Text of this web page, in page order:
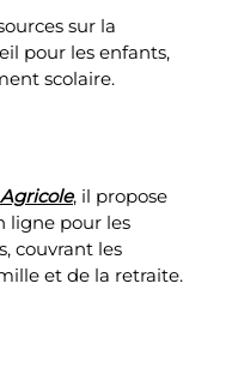
sur la
pour les enfants,
scolaire.
, il propose
ligne pour les
couvrant les
et de la retraite.